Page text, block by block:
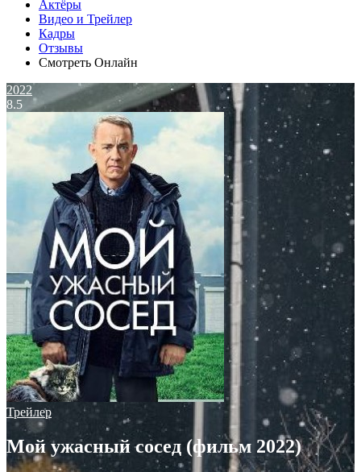
Актёры
Видео и Трейлер
Кадры
Отзывы
Смотреть Онлайн
2022
8.5
Трейлер
Мой ужасный сосед (фильм 2022)